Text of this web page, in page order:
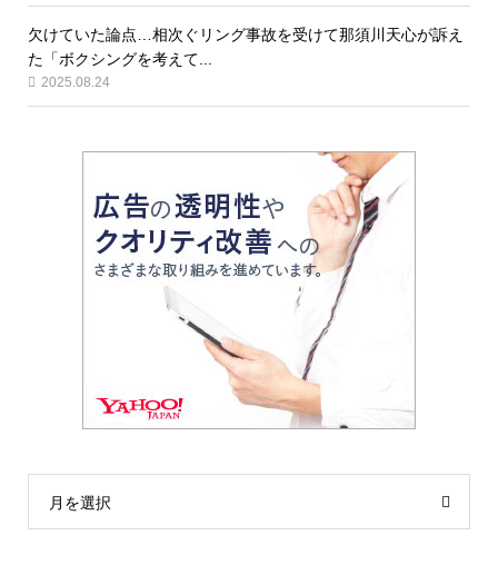
欠けていた論点…相次ぐリング事故を受けて那須川天心が訴え
た「ボクシングを考えて...
2025.08.24
月を選択